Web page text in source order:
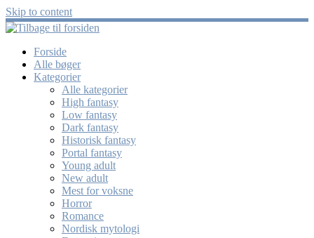
Skip to content
Forside
Alle bøger
Kategorier
Alle kategorier
High fantasy
Low fantasy
Dark fantasy
Historisk fantasy
Portal fantasy
Young adult
New adult
Mest for voksne
Horror
Romance
Nordisk mytologi